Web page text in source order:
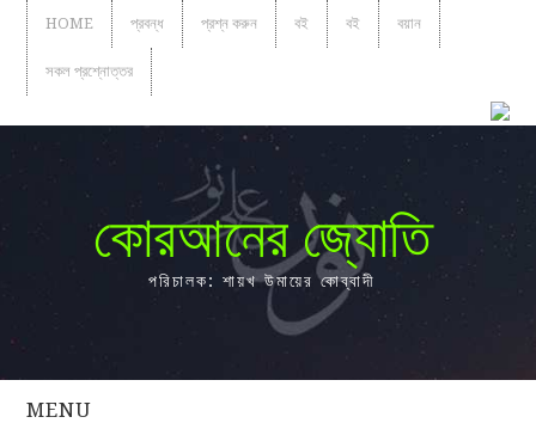
HOME প্রবন্ধ প্রশ্ন করুন বই বই বয়ান
সকল প্রশ্নোত্তর
কোরআনের জ্যোতি
পরিচালক: শায়খ উমায়ের কোব্বাদী
MENU
সকল